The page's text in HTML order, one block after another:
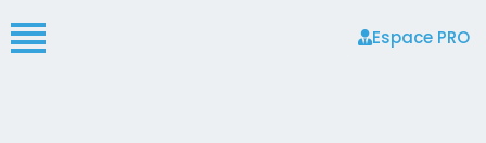
Espace PRO